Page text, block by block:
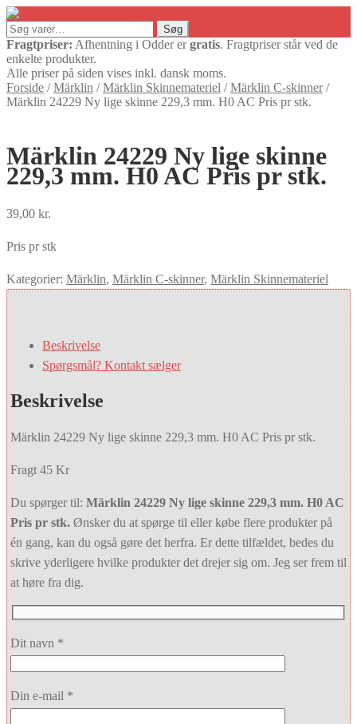
Søg
efter:
Søg
Fragtpriser: Afhentning i Odder ergratis. Fragtpriser står ved de
enkelte produkter.
Alle priser på siden vises inkl. dansk moms.
Forside /Märklin /Märklin Skinnemateriel /Märklin C-skinner/
Märklin 24229 Ny lige skinne 229,3 mm. H0 AC Pris pr stk.
Märklin 24229 Ny lige skinne
229,3 mm. H0 AC Pris pr stk.
39,00 kr.
Pris pr stk
Kategorier: Märklin, Märklin C-skinner, Märklin Skinnemateriel
Beskrivelse
Spørgsmål? Kontakt sælger
Beskrivelse
Märklin 24229 Ny lige skinne 229,3 mm. H0 AC Pris pr stk.
Fragt 45 Kr
Du spørger til: Märklin 24229 Ny lige skinne 229,3 mm. H0 AC
Pris pr stk. Ønsker du at spørge til eller købe flere produkter på
én gang, kan du også gøre det herfra. Er dette tilfældet, bedes du
skrive yderligere hvilke produkter det drejer sig om. Jeg ser frem til
at høre fra dig.
Dit navn *
Din e-mail *